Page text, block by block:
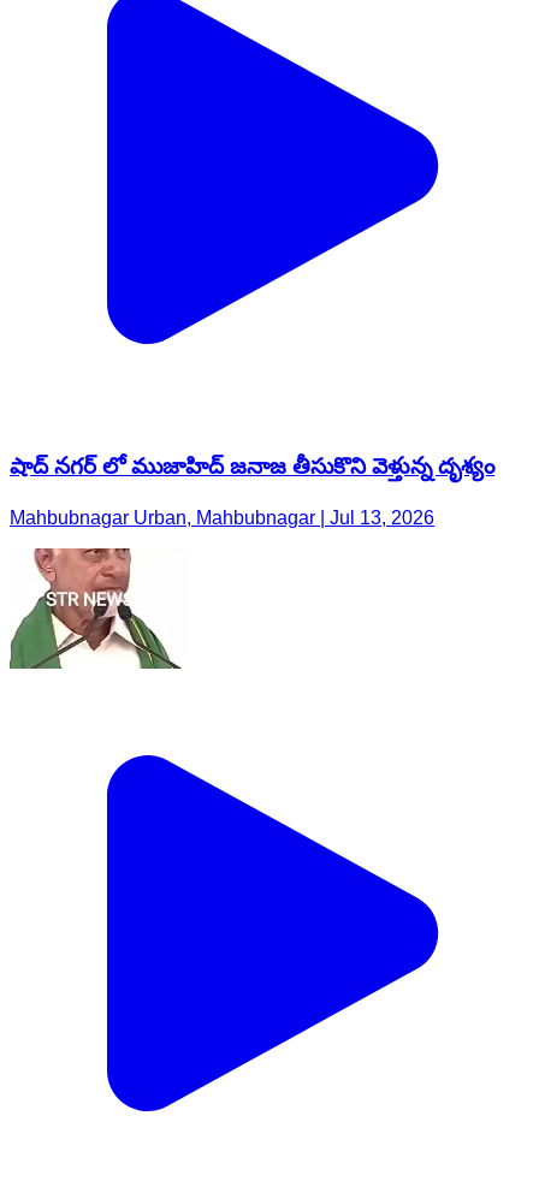
షాద్ నగర్ లో ముజాహిద్ జనాజ తీసుకొని వెళ్తున్న దృశ్యం
Mahbubnagar Urban, Mahbubnagar | Jul 13, 2026